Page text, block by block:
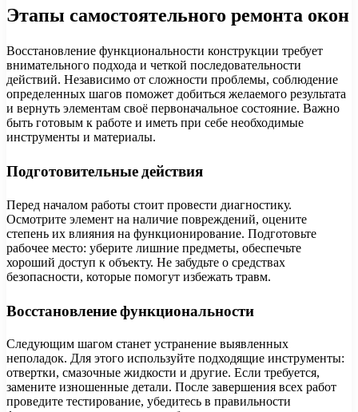
Этапы самостоятельного ремонта окон
Восстановление функциональности конструкции требует
внимательного подхода и четкой последовательности
действий. Независимо от сложности проблемы, соблюдение
определенных шагов поможет добиться желаемого результата
и вернуть элементам своё первоначальное состояние. Важно
быть готовым к работе и иметь при себе необходимые
инструменты и материалы.
Подготовительные действия
Перед началом работы стоит провести диагностику.
Осмотрите элемент на наличие повреждений, оцените
степень их влияния на функционирование. Подготовьте
рабочее место: уберите лишние предметы, обеспечьте
хороший доступ к объекту. Не забудьте о средствах
безопасности, которые помогут избежать травм.
Восстановление функциональности
Следующим шагом станет устранение выявленных
неполадок. Для этого используйте подходящие инструменты:
отвертки, смазочные жидкости и другие. Если требуется,
замените изношенные детали. После завершения всех работ
проведите тестирование, убедитесь в правильности